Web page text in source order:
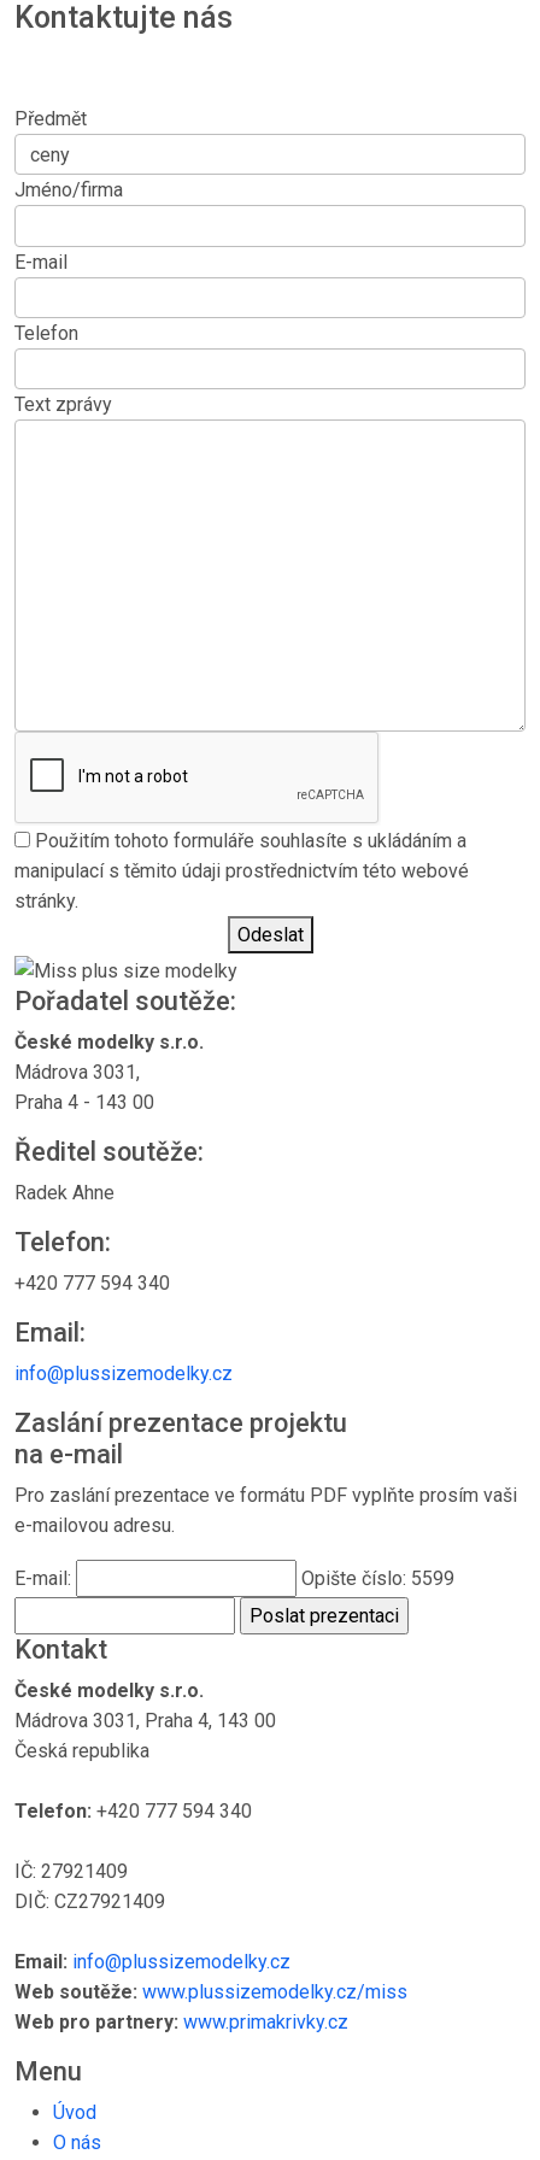
Kontaktujte nás
Předmět
Jméno/firma
E-mail
Telefon
Text zprávy
Použitím tohoto formuláře souhlasíte s ukládáním a
manipulací s těmito údaji prostřednictvím této webové
stránky.
Odeslat
Pořadatel soutěže:
České modelky s.r.o.
Mádrova 3031,
Praha 4 - 143 00
Ředitel soutěže:
Radek Ahne
Telefon:
+420 777 594 340
Email:
info@plussizemodelky.cz
Zaslání prezentace projektu
na e-mail
Pro zaslání prezentace ve formátu PDF vyplňte prosím vaši
e-mailovou adresu.
E-mail: Opište číslo: 5599
Kontakt
České modelky s.r.o.
Mádrova 3031, Praha 4, 143 00
Česká republika
Telefon: +420 777 594 340
IČ: 27921409
DIČ: CZ27921409
Email: info@plussizemodelky.cz
Web soutěže: www.plussizemodelky.cz/miss
Web pro partnery: www.primakrivky.cz
Menu
Úvod
O nás